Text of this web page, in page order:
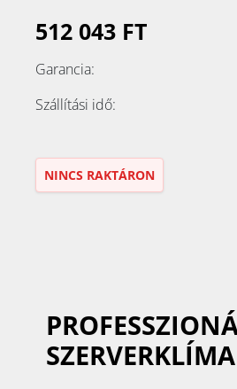
512 043 FT
Garancia:
Szállítási idő:
NINCS RAKTÁRON
SZERVERKLÍMA